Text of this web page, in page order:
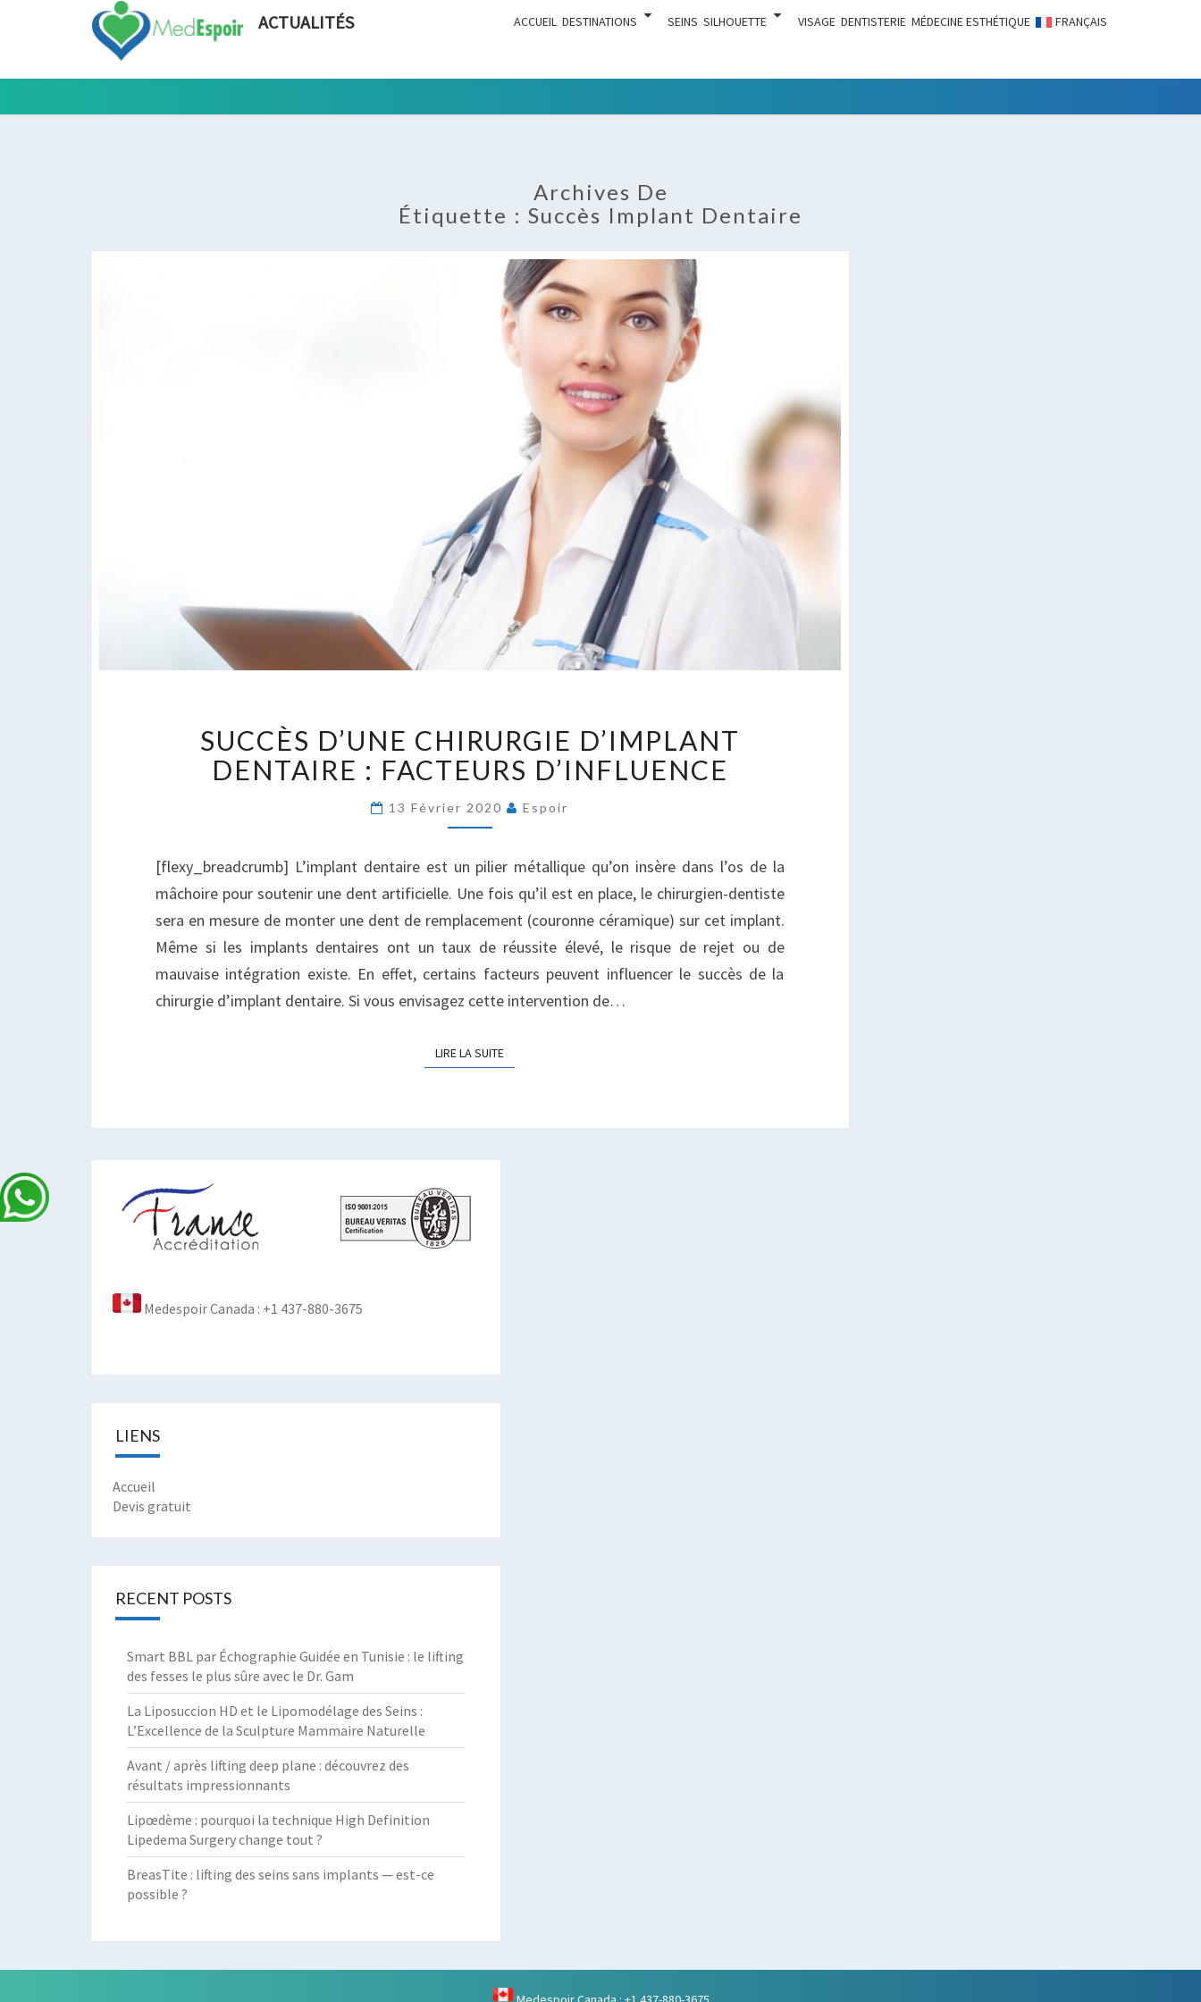
ACTUALITÉS ACCUEIL DESTINATIONS SEINS SILHOUETTE VISAGE DENTISTERIE MÉDECINE ESTHÉTIQUE FRANÇAIS
Tout Ce
Chirurgie
Esthétique
Archives De
Étiquette : Succès Implant Dentaire
D’UNE
CHIRURGIE
D’IMPLANT
DENTAIRE
:
D’INFLUENCE
SUCCÈS D’UNE CHIRURGIE D’IMPLANT
DENTAIRE : FACTEURS D’INFLUENCE
13 Février 2020 Espoir
[flexy_breadcrumb] L’implant dentaire est un pilier métallique qu’on insère dans l’os de la
mâchoire pour soutenir une dent artificielle. Une fois qu’il est en place, le chirurgien-dentiste
sera en mesure de monter une dent de remplacement (couronne céramique) sur cet implant.
Même si les implants dentaires ont un taux de réussite élevé, le risque de rejet ou de
mauvaise intégration existe. En effet, certains facteurs peuvent influencer le succès de la
chirurgie d’implant dentaire. Si vous envisagez cette intervention de…
LIRE LA SUITELIRE LA SUITE
Medespoir Canada : +1 437-880-3675
LIENS
Accueil
Devis gratuit
RECENT POSTS
Smart BBL par Échographie Guidée en Tunisie : le lifting
des fesses le plus sûre avec le Dr. Gam
La Liposuccion HD et le Lipomodélage des Seins :
L’Excellence de la Sculpture Mammaire Naturelle
Avant / après lifting deep plane : découvrez des
résultats impressionnants
Lipœdème : pourquoi la technique High Definition
Lipedema Surgery change tout ?
BreasTite : lifting des seins sans implants — est-ce
possible ?